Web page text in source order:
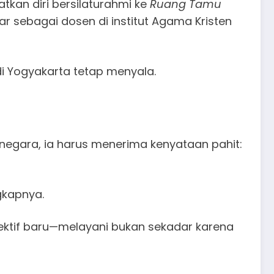
diri bersilaturahmi ke Ruang Tamu
sebagai dosen di institut Agama Kristen
Yogyakarta tetap menyala.
ia harus menerima kenyataan pahit:
baru—melayani bukan sekadar karena